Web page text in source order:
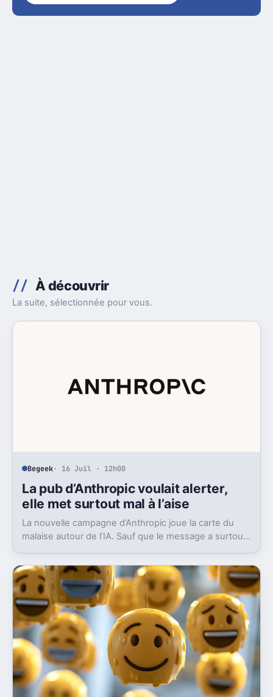
À découvrir
La suite, sélectionnée pour vous.
Begeek· 16 Juil · 12h00
La pub d’Anthropic voulait alerter,
elle met surtout mal à l’aise
La nouvelle campagne d’Anthropic joue la carte du
malaise autour de l’IA. Sauf que le message a surtout